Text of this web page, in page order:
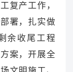
复产工作，
署，扎实做
余收尾工程
案，开展全